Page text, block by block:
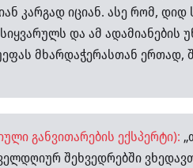
კარგად იციან. ასე რომ,
და ამ ადამიანების
მხარდაჭერასთან ერთად,
განვითარების ექსპერტი):
შეხვედრებში